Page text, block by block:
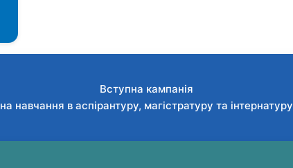
Вступна кампанія
на навчання в аспірантуру, магістратуру та інтернатуру